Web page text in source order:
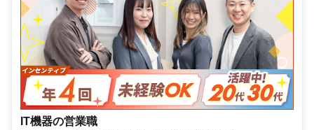
IT機器の営業職